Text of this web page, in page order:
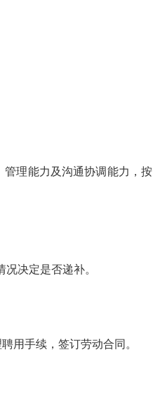
理能力及沟通协调能力，按
决定是否递补。
用手续，签订劳动合同。